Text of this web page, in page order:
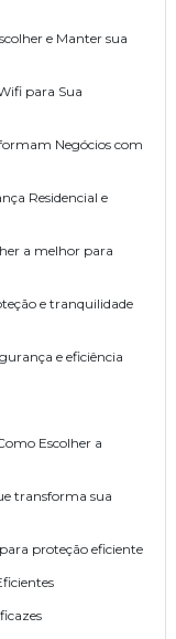
e Manter sua
para Sua
Negócios com
Residencial e
a melhor para
e tranquilidade
e eficiência
Escolher a
transforma sua
proteção eficiente